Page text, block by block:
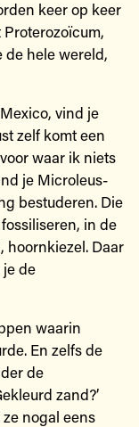
keer op keer
de hele wereld,
vind je
zelf komt een
waar ik niets
je Microleus-
bestuderen. Die
in de
hoornkiezel. Daar
de
waarin
En zelfs de
de
zand?’
nogal eens